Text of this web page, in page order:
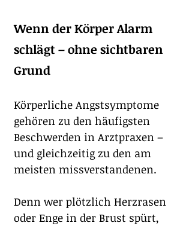
Wenn der Körper Alarm
schlägt – ohne sichtbaren
Grund
Körperliche Angstsymptome
gehören zu den häufigsten
Beschwerden in Arztpraxen –
und gleichzeitig zu den am
meisten missverstandenen.
Denn wer plötzlich Herzrasen
oder Enge in der Brust spürt,